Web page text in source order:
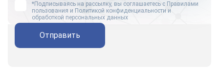
*Подписываясь на рассылку, вы соглашаетесь с Правилами
пользования и Политикой конфиденциальности и
обработкой персональных данных
Отправить